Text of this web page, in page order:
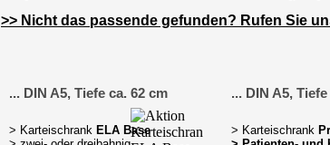
>> Nicht das passende gefunden? Rufen Sie
> Karteischrank ELA Base
... DIN A5, Tiefe ca. 62 cm
> Karteischrank
... DIN A5,